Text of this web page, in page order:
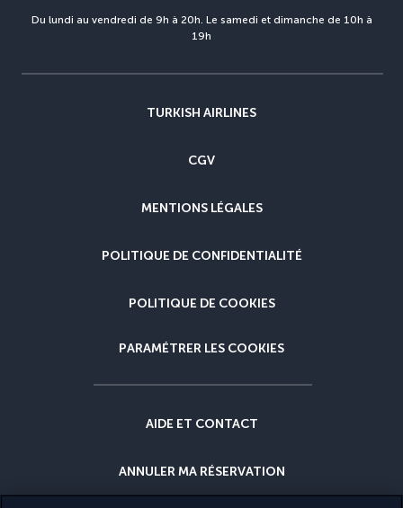
Du lundi au vendredi de 9h à 20h. Le samedi et dimanche de 10h à
19h
TURKISH AIRLINES
CGV
MENTIONS LÉGALES
POLITIQUE DE CONFIDENTIALITÉ
POLITIQUE DE COOKIES
PARAMÉTRER LES COOKIES
AIDE ET CONTACT
ANNULER MA RÉSERVATION